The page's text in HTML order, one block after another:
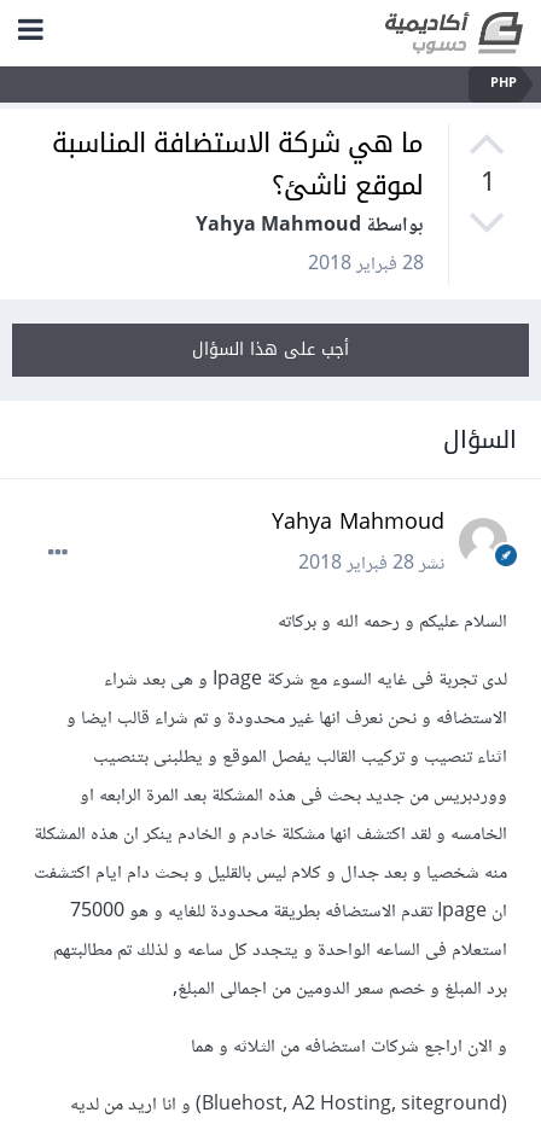
PHP
1
ما هي شركة الاستضافة المناسبة
لموقع ناشئ؟
بواسطة Yahya Mahmoud
28 فبراير 2018
أجب على هذا السؤال
السؤال
Yahya Mahmoud
نشر28 فبراير 2018
السلام عليكم و رحمه الله و بركاته
لدى تجربة فى غايه السوء مع شركة Ipage و هى بعد شراء
الاستضافه و نحن نعرف انها غير محدودة و تم شراء قالب ايضا و
اثناء تنصيب و تركيب القالب يفصل الموقع و يطلبنى بتنصيب
ووردبريس من جديد بحث فى هذه المشكلة بعد المرة الرابعه او
الخامسه و لقد اكتشف انها مشكلة خادم و الخادم ينكر ان هذه المشكلة
منه شخصيا و بعد جدال و كلام ليس بالقليل و بحث دام ايام اكتشفت
ان Ipage تقدم الاستضافه بطريقة محدودة للغايه و هو 75000
استعلام فى الساعه الواحدة و يتجدد كل ساعه و لذلك تم مطالبتهم
برد المبلغ و خصم سعر الدومين من اجمالى المبلغ,
و الان اراجع شركات استضافه من الثلاثه و هما
(Bluehost, A2 Hosting, siteground) و انا اريد من لديه